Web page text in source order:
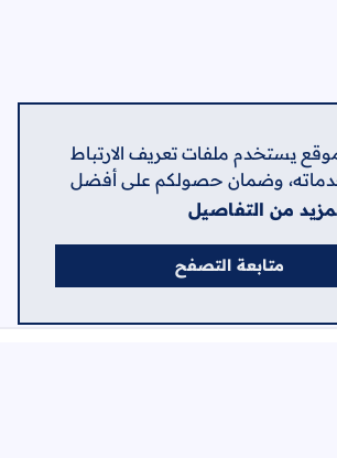
يستخدم ملفات تعريف الارتباط
وضمان حصولكم على أفضل
من التفاصيل
متابعة التصفح